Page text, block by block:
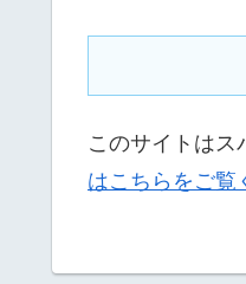
このサイトはス
はこちらをご覧